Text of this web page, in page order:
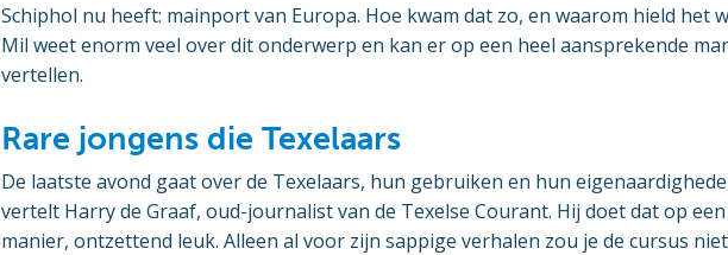
Schiphol nu heeft: mainport van Europa. Hoe kwam dat zo, en waarom hield het
Mil weet enorm veel over dit onderwerp en kan er op een heel aansprekende
vertellen.
Rare jongens die Texelaars
De laatste avond gaat over de Texelaars, hun gebruiken en hun
vertelt Harry de Graaf, oud-journalist van de Texelse Courant. Hij doet dat op
manier, ontzettend leuk. Alleen al voor zijn sappige verhalen zou je de cursus